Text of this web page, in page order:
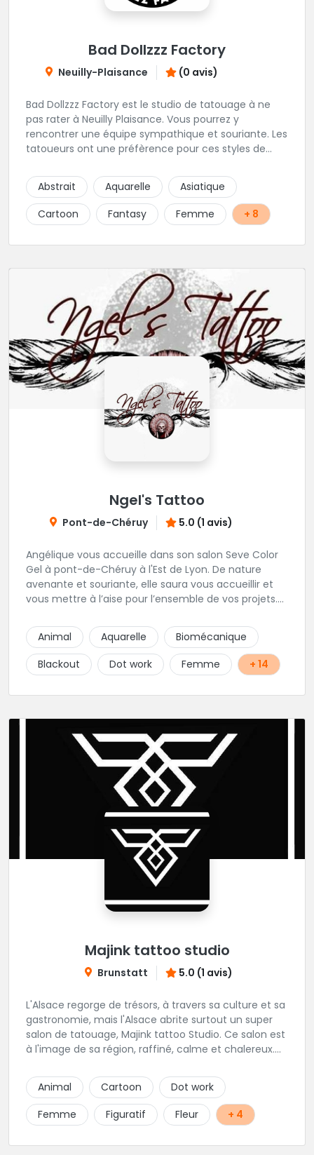
Bad Dollzzz Factory
Neuilly-Plaisance (0 avis)
Bad Dollzzz Factory est le studio de tatouage à ne
pas rater à Neuilly Plaisance. Vous pourrez y
rencontrer une équipe sympathique et souriante. Les
tatoueurs ont une préfèrence pour ces styles de
culture et traits fins. Foncez !
Abstrait Aquarelle
Asiatique
Cartoon
Fantasy Femme + 8
Ngel's Tattoo
Pont-de-Chéruy 5.0 (1 avis)
Angélique vous accueille dans son salon Seve Color
Gel à pont-de-Chéruy à l'Est de Lyon. De nature
avenante et souriante, elle saura vous accueillir et
vous mettre à l’aise pour l’ensemble de vos projets.
tatouages allant des calligraphies, motifs floraux au
réalisme.
Animal Aquarelle
Biomécanique
Blackout
Dot work Femme + 14
Majink tattoo studio
Brunstatt 5.0 (1 avis)
L'Alsace regorge de trésors, à travers sa culture et sa
gastronomie, mais l'Alsace abrite surtout un super
salon de tatouage, Majink tattoo Studio. Ce salon est
à l'image de sa région, raffiné, calme et chalereux.
découvrir son super shop !
Animal Cartoon
Dot work
Femme
Figuratif Fleur + 4